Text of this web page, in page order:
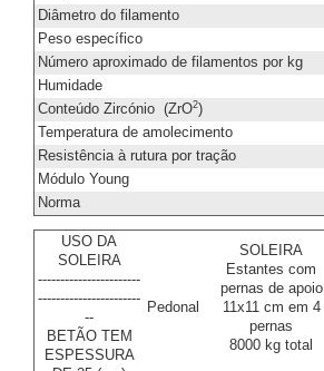
Diâmetro do filamento
Peso específico
Número aproximado de filamentos por kg
Humidade
Conteúdo Zircónio (ZrO2)
Temperatura de amolecimento
Resistência à rutura por tração
Módulo Young
Norma
USO DA
SOLEIRA
-----------------------
-----------------------
--
BETÃO TEM
ESPESSURA
Pedonal
SOLEIRA
Estantes com
pernas de apoio
11x11 cm em 4
pernas
8000 kg total